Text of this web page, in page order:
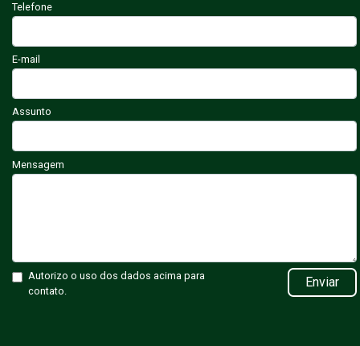
Telefone
E-mail
Assunto
Mensagem
Autorizo o uso dos dados acima para
contato.
Enviar